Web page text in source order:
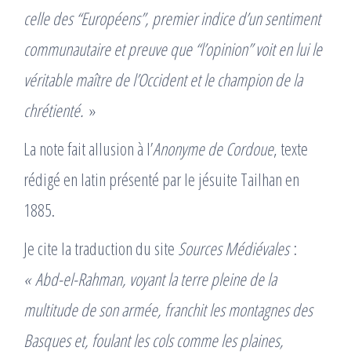
celle des “Européens”, premier indice d’un sentiment
communautaire et preuve que “l’opinion” voit en lui le
véritable maître de l’Occident et le champion de la
chrétienté. »
La note fait allusion à l’Anonyme de Cordoue, texte
rédigé en latin présenté par le jésuite Tailhan en
1885.
Je cite la traduction du site Sources Médiévales:
« Abd-el-Rahman, voyant la terre pleine de la
multitude de son armée, franchit les montagnes des
Basques et, foulant les cols comme les plaines,